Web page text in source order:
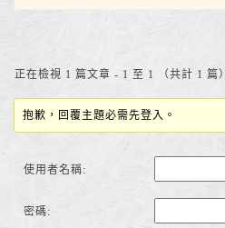
正在檢視 1 篇文章 - 1 至 1 （共計 1 篇）
抱歉，回覆主題必需先登入。
使用者名稱:
密碼: